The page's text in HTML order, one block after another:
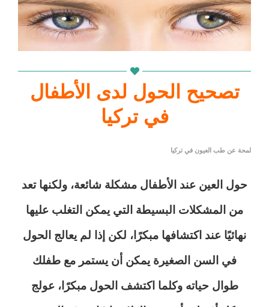
تصحيح الحول لدى الأطفال
في تركيا
لمحة عن طب العيون في تركيا
حول العين عند الأطفال مشكلة شائعة، ولكنها تعد
من المشكلات البسيطة التي يمكن التغلب عليها
نهائيًا عند اكتشافها مبكرًا، لكن إذا لم يعالج الحول
في السن الصغيرة يمكن أن يستمر مع طفلك
طوال حياته وكلما اكتشف الحول مبكرًا، عولج